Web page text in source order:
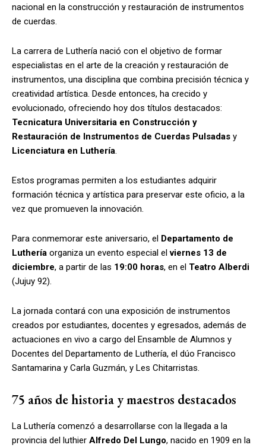
nacional en la construcción y restauración de instrumentos
de cuerdas.
La carrera de Luthería nació con el objetivo de formar
especialistas en el arte de la creación y restauración de
instrumentos, una disciplina que combina precisión técnica y
creatividad artística. Desde entonces, ha crecido y
evolucionado, ofreciendo hoy dos títulos destacados:
Tecnicatura Universitaria en Construcción y
Restauración de Instrumentos de Cuerdas Pulsadas y
Licenciatura en Luthería.
Estos programas permiten a los estudiantes adquirir
formación técnica y artística para preservar este oficio, a la
vez que promueven la innovación.
Para conmemorar este aniversario, el Departamento de
Luthería organiza un evento especial elviernes 13 de
diciembre, a partir de las 19:00 horas, en el Teatro Alberdi
(Jujuy 92).
La jornada contará con una exposición de instrumentos
creados por estudiantes, docentes y egresados, además de
actuaciones en vivo a cargo del Ensamble de Alumnos y
Docentes del Departamento de Luthería, el dúo Francisco
Santamarina y Carla Guzmán, y Les Chitarristas.
75 años de historia y maestros destacados
La Luthería comenzó a desarrollarse con la llegada a la
provincia del luthier Alfredo Del Lungo, nacido en 1909 en la